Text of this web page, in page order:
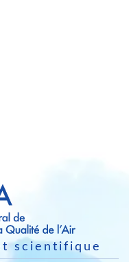
scientifique